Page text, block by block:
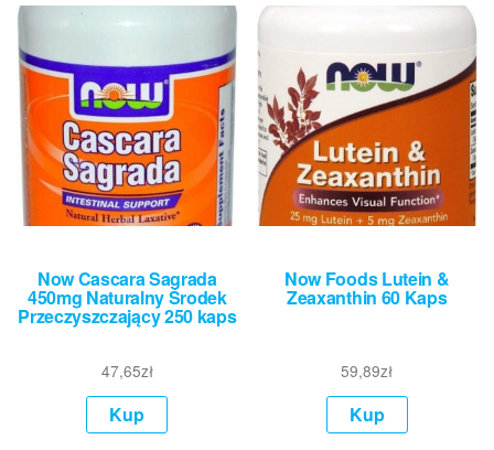
Now Cascara Sagrada
450mg Naturalny Środek
Przeczyszczający 250 kaps
47,65zł
Kup
Now Foods Lutein &
Zeaxanthin 60 Kaps
59,89zł
Kup